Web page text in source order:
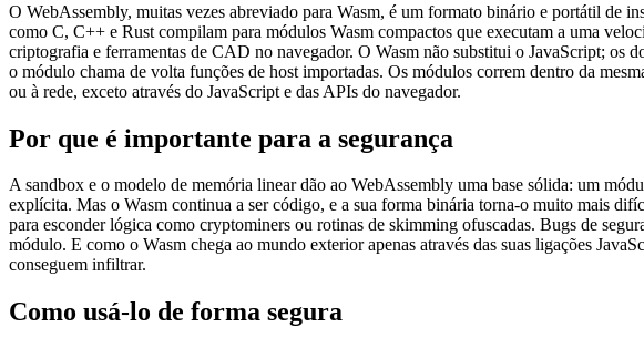
O WebAssembly, muitas vezes abreviado para Wasm, é um formato binário e portátil de
como C, C++ e Rust compilam para módulos Wasm compactos que executam a uma
criptografia e ferramentas de CAD no navegador. O Wasm não substitui o JavaScript; os
o módulo chama de volta funções de host importadas. Os módulos correm dentro da
ou à rede, exceto através do JavaScript e das APIs do navegador.
Por que é importante para a segurança
A sandbox e o modelo de memória linear dão ao WebAssembly uma base sólida: um
explícita. Mas o Wasm continua a ser código, e a sua forma binária torna-o muito mais
para esconder lógica como cryptominers ou rotinas de skimming ofuscadas. Bugs de
módulo. E como o Wasm chega ao mundo exterior apenas através das suas ligações
conseguem infiltrar.
Como usá-lo de forma segura